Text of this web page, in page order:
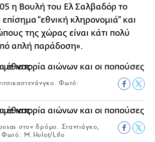
η Βουλή του Ελ Σαλβαδόρ το
“εθνική κληρονομιά” και
της χώρας είναι κάτι πολύ
απλή παράδοση».
Φωτό:
στον δρόμο. Σταντιάγκο,
Φωτό: M.Hulot/Lifo